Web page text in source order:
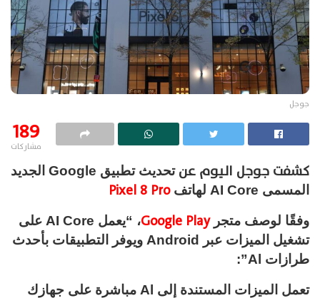
جوجل
189
مشاركات
كشفت جوجل اليوم عن
تحديث تطبيق Google الجديد
المسمى AI Core لهاتف
Pixel 8 Pro
وفقًا لوصف متجرGoogle Play
، “يعمل AI Core على
تشغيل الميزات عبر Android ويوفر التطبيقات بأحدث
طرازات Al”:
تعمل الميزات المستندة إلى Al مباشرة على جهازك